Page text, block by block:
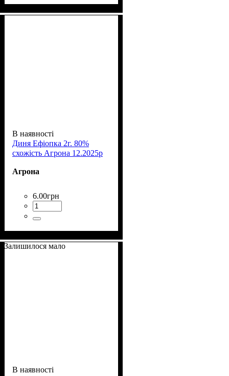
В наявності
Диня Ефіопка 2г. 80%
схожість Агрона 12.2025р
Агрона
6.00грн
Залишилося мало
В наявності